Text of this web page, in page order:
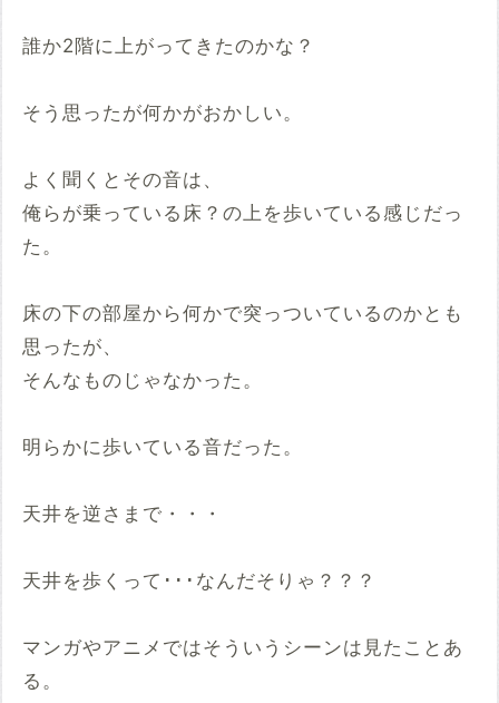
誰か2階に上がってきたのかな？
そう思ったが何かがおかしい。
よく聞くとその音は、
俺らが乗っている床？の上を歩いている感じだっ
た。
床の下の部屋から何かで突っついているのかとも
思ったが、
そんなものじゃなかった。
明らかに歩いている音だった。
天井を逆さまで・・・
天井を歩くって･･･なんだそりゃ？？？
マンガやアニメではそういうシーンは見たことあ
る。